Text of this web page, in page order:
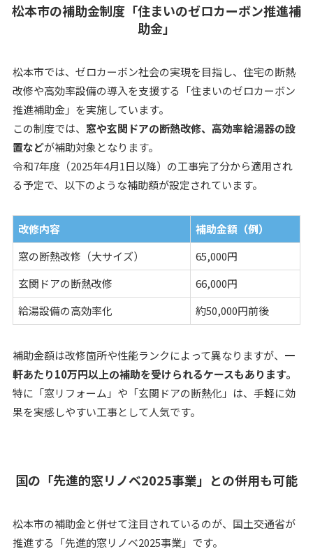
松本市の補助金制度「住まいのゼロカーボン推進補
助金」
松本市では、ゼロカーボン社会の実現を目指し、住宅の断熱
改修や高効率設備の導入を支援する「住まいのゼロカーボン
推進補助金」を実施しています。
この制度では、 窓や玄関ドアの断熱改修、高効率給湯器の設
置などが補助対象となります。
令和7年度（2025年4月1日以降）の工事完了分から適用され
る予定で、以下のような補助額が設定されています。
改修内容
補助金額（例）
窓の断熱改修（大サイズ）
65,000円
玄関ドアの断熱改修
66,000円
給湯設備の高効率化
約50,000円前後
補助金額は改修箇所や性能ランクによって異なりますが、 一
軒あたり10万円以上の補助を受けられるケースもあります。
特に「窓リフォーム」や「玄関ドアの断熱化」は、手軽に効
果を実感しやすい工事として人気です。
国の「先進的窓リノベ2025事業」との併用も可能
松本市の補助金と併せて注目されているのが、国土交通省が
推進する「先進的窓リノベ2025事業」です。